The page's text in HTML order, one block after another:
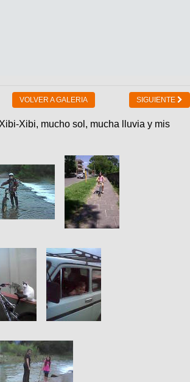
VOLVER A GALERIA SIGUIENTE
Xibi, mucho sol, mucha lluvia y mis